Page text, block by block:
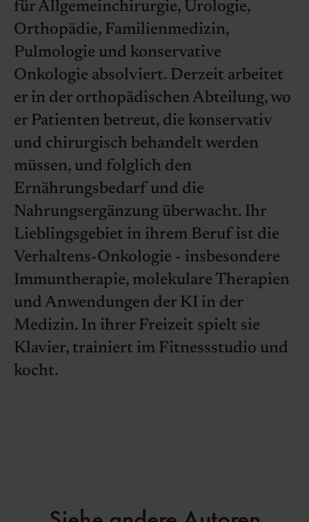
für Allgemeinchirurgie, Urologie,
Orthopädie, Familienmedizin,
Pulmologie und konservative
Onkologie absolviert. Derzeit arbeitet
er in der orthopädischen Abteilung, wo
er Patienten betreut, die konservativ
und chirurgisch behandelt werden
müssen, und folglich den
Ernährungsbedarf und die
Nahrungsergänzung überwacht. Ihr
Lieblingsgebiet in ihrem Beruf ist die
Verhaltens-Onkologie - insbesondere
Immuntherapie, molekulare Therapien
und Anwendungen der KI in der
Medizin. In ihrer Freizeit spielt sie
Klavier, trainiert im Fitnessstudio und
kocht.